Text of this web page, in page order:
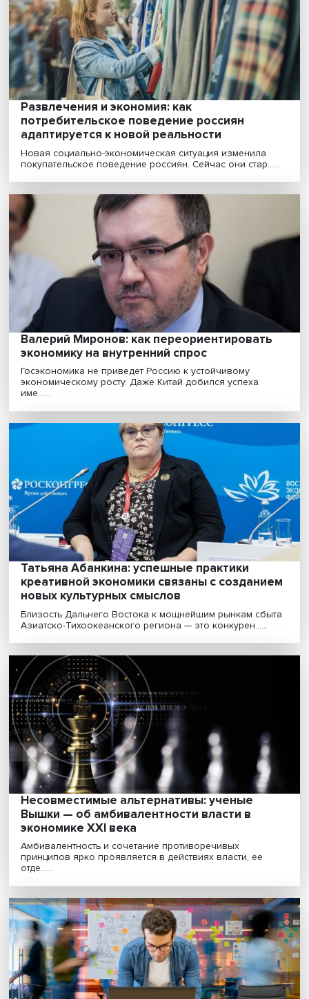
«Если мы хотим, чтобы нашу повестку
поддерживали, надо говорить по-русски»
Как ESG (экологическое, социальное и
управление) меняется в кризис, почему сейчас с......
Внешняя угроза: как падение экспорта и
импорта повлияет на экономику России
Резкое уменьшение из-за санкций Запада и их
союзников объема экспорта и импорта России может
прив......
Заглянуть в завтрашний день: как строить
макроэкономические прогнозы во время
полета «черного лебедя»
Повышенная неопределенность, в которую
Россия и весь мир, требует новых подходов к по......
Россия и Казахстан: драйверы развития
евразийском пространстве
Россия и Казахстан после распада СССР
развивали экономические связи и политическое......